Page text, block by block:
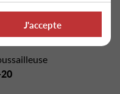
/
J'accepte